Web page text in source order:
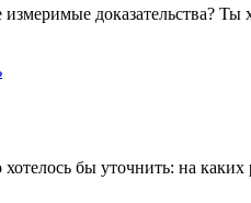
измеримые доказательства?
бы уточнить: на